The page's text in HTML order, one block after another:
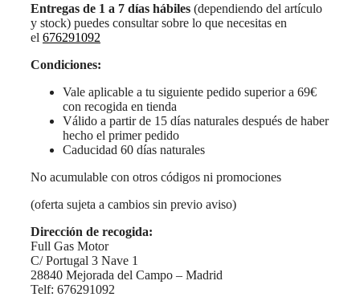
Entregas de 1 a 7 días hábiles (dependiendo del artículo
y stock) puedes consultar sobre lo que necesitas en
el 676291092
Condiciones:
Vale aplicable a tu siguiente pedido superior a 69€
con recogida en tienda
Válido a partir de 15 días naturales después de haber
hecho el primer pedido
Caducidad 60 días naturales
No acumulable con otros códigos ni promociones
(oferta sujeta a cambios sin previo aviso)
Dirección de recogida:
Full Gas Motor
C/ Portugal 3 Nave 1
28840 Mejorada del Campo – Madrid
Telf: 676291092